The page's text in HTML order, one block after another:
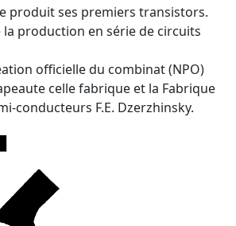
produit ses premiers transistors.
la production en série de circuits
officielle du combinat (NPO)
celle fabrique et la Fabrique
conducteurs F.E. Dzerzhinsky.